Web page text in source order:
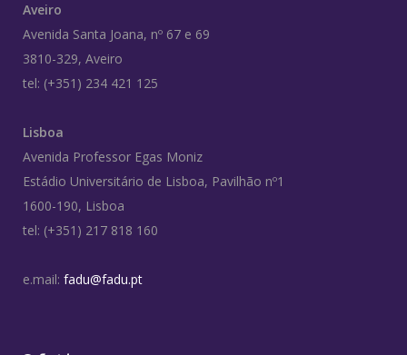
Aveiro
Avenida Santa Joana, nº 67 e 69
3810-329, Aveiro
tel: (+351) 234 421 125
Lisboa
Avenida Professor Egas Moniz
Estádio Universitário de Lisboa, Pavilhão nº1
1600-190, Lisboa
tel: (+351) 217 818 160
e.mail: fadu@fadu.pt